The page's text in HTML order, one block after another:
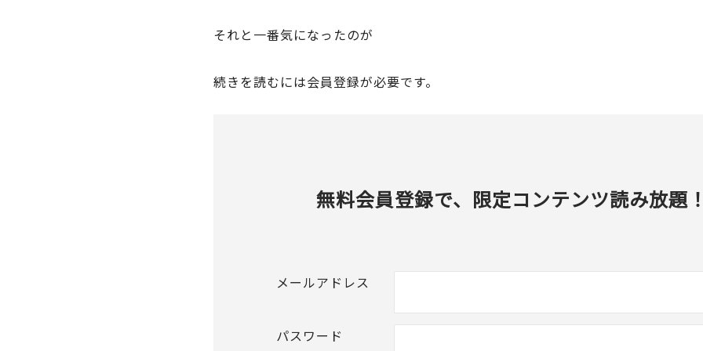
それと一番気になったのが
続きを読むには会員登録が必要です。
無料会員登録で、限定コンテンツ読み放題
メールアドレス
パスワード